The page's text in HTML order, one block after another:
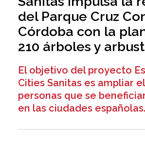
del Parque Cruz
Córdoba con la
210 árboles y
El objetivo del proyecto
Cities Sanitas es ampliar
personas que se
en las ciudades españolas.